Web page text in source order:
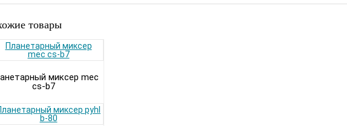
товары
миксер mec
cs-b7